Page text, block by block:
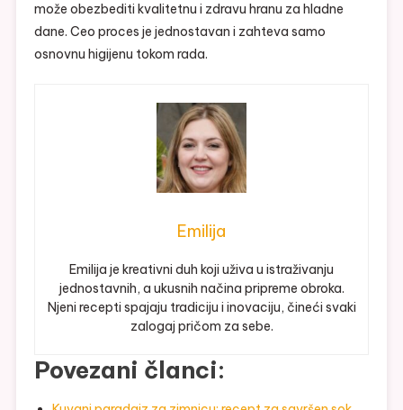
može obezbediti kvalitetnu i zdravu hranu za hladne
dane. Ceo proces je jednostavan i zahteva samo
osnovnu higijenu tokom rada.
Emilija
Emilija je kreativni duh koji uživa u istraživanju
jednostavnih, a ukusnih načina pripreme obroka.
Njeni recepti spajaju tradiciju i inovaciju, čineći svaki
zalogaj pričom za sebe.
Povezani članci: